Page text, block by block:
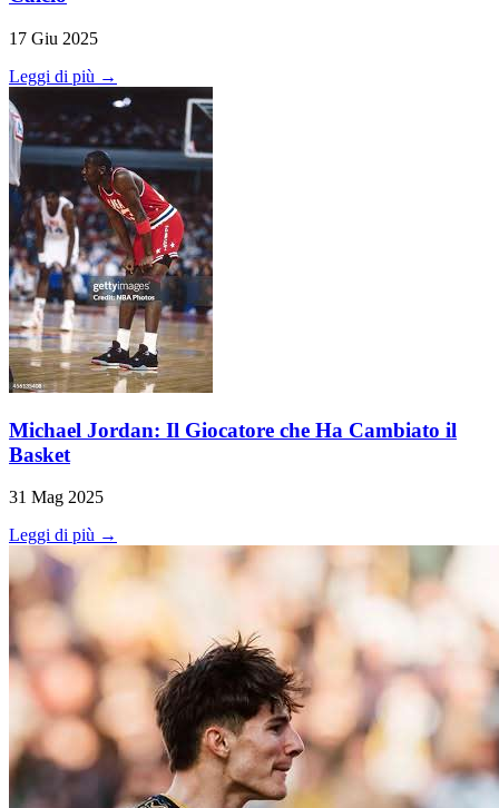
17 Giu 2025
Leggi di più →
Michael Jordan: Il Giocatore che Ha Cambiato il
Basket
31 Mag 2025
Leggi di più →